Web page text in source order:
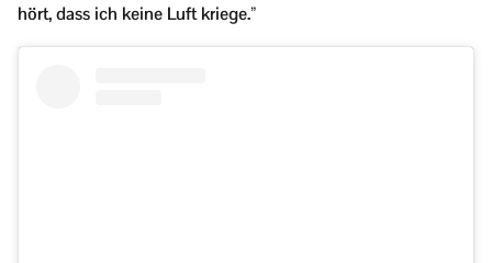
hört, dass ich keine Luft kriege.”